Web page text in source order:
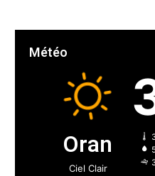
Météo
Oran
Ciel Clair